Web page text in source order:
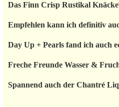
Das Finn Crisp Rustikal
Empfehlen kann ich definitiv
Day Up + Pearls fand ich auch
Freche Freunde Wasser &
Spannend auch der Chantré